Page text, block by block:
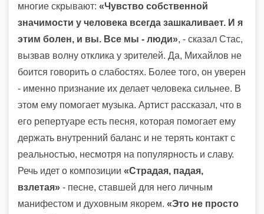
многие скрывают: «Чувство собственной
значимости у человека всегда зашкаливает. И я
этим болен, и вы. Все мы - люди», - сказал Стас,
вызвав волну отклика у зрителей. Да, Михайлов не
боится говорить о слабостях. Более того, он уверен
- именно признание их делает человека сильнее. В
этом ему помогает музыка. Артист рассказал, что в
его репертуаре есть песня, которая помогает ему
держать внутренний баланс и не терять контакт с
реальностью, несмотря на популярность и славу.
Речь идет о композиции «Страдая, падая,
взлетая» - песне, ставшей для него личным
манифестом и духовным якорем. «Это не просто